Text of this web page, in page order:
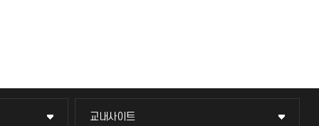
교내사이트
교내사이트